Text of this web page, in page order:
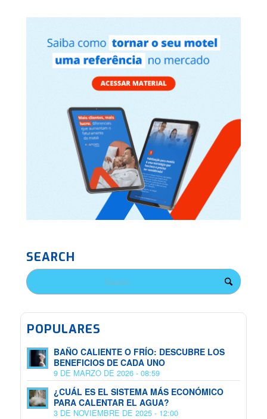
SEARCH
POPULARES
BAÑO CALIENTE O FRÍO: DESCUBRE LOS
BENEFICIOS DE CADA UNO
9 DE MARZO DE 2026 - 08:59
¿CUÁL ES EL SISTEMA MÁS ECONÓMICO
PARA CALENTAR EL AGUA?
3 DE NOVIEMBRE DE 2025 - 12:00